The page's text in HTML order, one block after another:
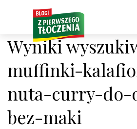
Wyniki
muffinki-
nuta-curry-do-
bez-maki